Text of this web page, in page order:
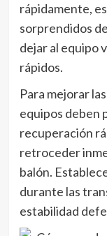
rápidamente,
sorprendidos
dejar al equipo
rápidos.
Para mejorar
equipos deben
recuperación
retroceder
balón.
durante las
estabilidad